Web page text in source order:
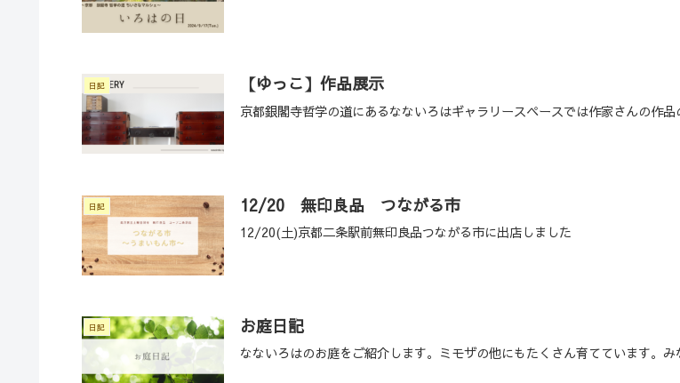
日記 【ゆっこ】作品展示
京都銀閣寺哲学の道にあるなないろはギャラリースペースでは作家さんの作
日記 12/20 無印良品 つながる市
12/20(土)京都二条駅前無印良品つながる市に出店しました
日記 お庭日記
なないろはのお庭をご紹介します。ミモザの他にもたくさん育てています。